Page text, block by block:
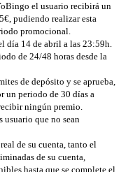
el usuario recibirá un
pudiendo realizar esta
promocional.
día 14 de abril a las 23:59h.
de 24/48 horas desde la
de depósito y se aprueba,
un periodo de 30 días a
ningún premio.
que no sean
de su cuenta, tanto el
de su cuenta,
hasta que se complete el